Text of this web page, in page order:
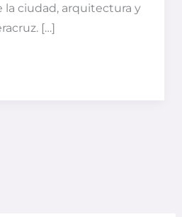
la ciudad, arquitectura y
[…]